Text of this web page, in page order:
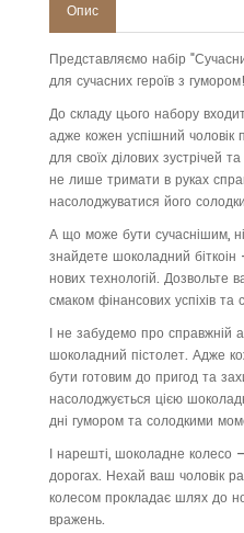
Опис
Представляємо набір
для сучасних героїв з гумором!
До складу цього набору
адже кожен успішний чоловік
для своїх ділових зустрічей
не лише тримати в руках
насолоджуватися його
А що може бути сучаснішим,
знайдете шоколадний
нових технологій. Дозвольте
смаком фінансових успіхів та
І не забудемо про справжній
шоколадний пістолет. Адже
бути готовим до пригод та
насолоджується цією
дні гумором та солодкими
І нарешті, шоколадне колесо
дорогах. Нехай ваш чоловік
колесом прокладає шлях до
вражень.